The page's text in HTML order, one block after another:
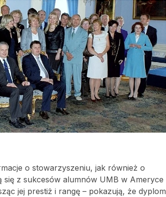
o stowarzyszeniu, jak również o
się z sukcesów alumnów UMB w Ameryce
jej prestiż i rangę – pokazują, że dyplom